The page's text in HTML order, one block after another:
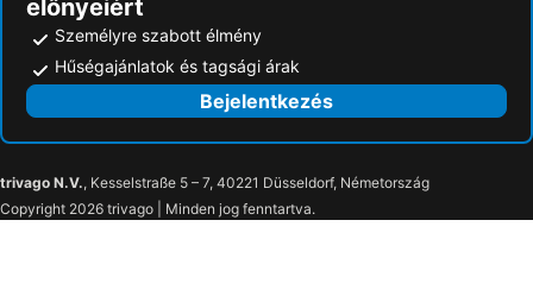
előnyeiért
Személyre szabott élmény
Hűségajánlatok és tagsági árak
Bejelentkezés
trivago N.V., Kesselstraße 5 – 7, 40221 Düsseldorf, Németország
Copyright 2026 trivago | Minden jog fenntartva.